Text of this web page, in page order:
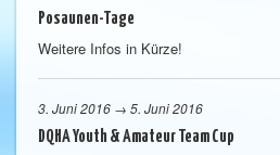
Posaunen-Tage
Weitere Infos in Kürze!
3. Juni 2016 → 5. Juni 2016
DQHA Youth & Amateur Team Cup